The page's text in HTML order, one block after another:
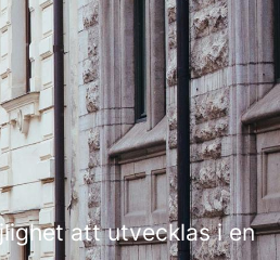
att utvecklas i en